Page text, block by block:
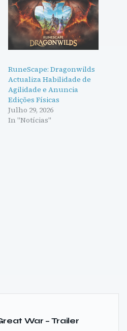
RuneScape: Dragonwilds
Actualiza Habilidade de
Agilidade e Anuncia
Edições Físicas
Julho 29, 2026
In "Notícias"
War – Trailer